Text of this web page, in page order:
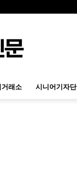
거래소 시니어기자단